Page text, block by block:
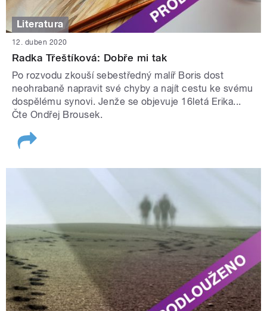
Literatura
12. duben 2020
Radka Třeštíková: Dobře mi tak
Po rozvodu zkouší sebestředný malíř Boris dost
neohrabaně napravit své chyby a najít cestu ke svému
dospělému synovi. Jenže se objevuje 16letá Erika...
Čte Ondřej Brousek.